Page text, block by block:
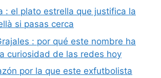
: el plato estrella que justifica la
si pasas cerca
: por qué este nombre ha
curiosidad de las redes hoy
por la que este exfutbolista